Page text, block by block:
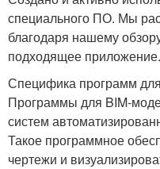
специального ПО. Мы
благодаря нашему
подходящее приложение.
Специфика программ
Программы для BIM-
систем
Такое программное
чертежи и